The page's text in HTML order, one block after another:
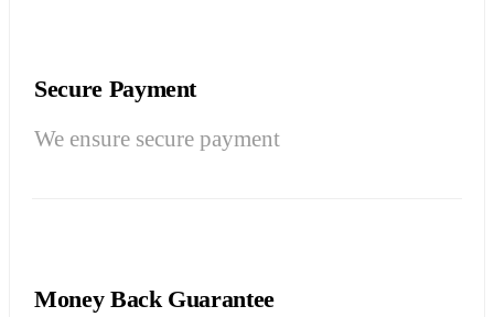
Secure Payment
We ensure secure payment
Money Back Guarantee